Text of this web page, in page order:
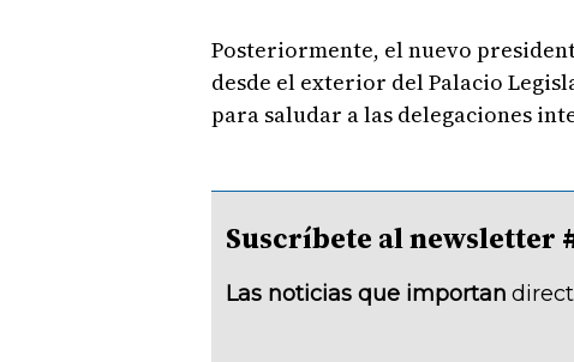
Posteriormente, el nuevo
desde el exterior del Palacio
para saludar a las delegaciones
Suscríbete al newsletter
Las noticias que importan